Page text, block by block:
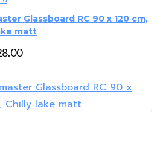
Glassboard RC 90 x 120 cm,
matt